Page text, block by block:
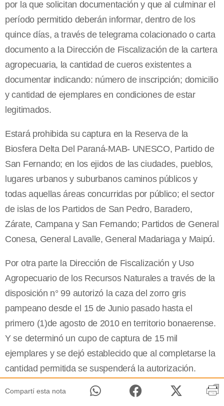
por la que solicitan documentación y que al culminar el
período permitido deberán informar, dentro de los
quince días, a través de telegrama colacionado o carta
documento a la Dirección de Fiscalización de la cartera
agropecuaria, la cantidad de cueros existentes a
documentar indicando: número de inscripción; domicilio
y cantidad de ejemplares en condiciones de estar
legitimados.
Estará prohibida su captura en la Reserva de la
Biosfera Delta Del Paraná-MAB- UNESCO, Partido de
San Fernando; en los ejidos de las ciudades, pueblos,
lugares urbanos y suburbanos caminos públicos y
todas aquellas áreas concurridas por público; el sector
de islas de los Partidos de San Pedro, Baradero,
Zárate, Campana y San Fernando; Partidos de General
Conesa, General Lavalle, General Madariaga y Maipú.
Por otra parte la Dirección de Fiscalización y Uso
Agropecuario de los Recursos Naturales a través de la
disposición n° 99 autorizó la caza del zorro gris
pampeano desde el 15 de Junio pasado hasta el
primero (1)de agosto de 2010 en territorio bonaerense.
Y se determinó un cupo de captura de 15 mil
ejemplares y se dejó establecido que al completarse la
cantidad permitida se suspenderá la autorización.
Compartí esta nota